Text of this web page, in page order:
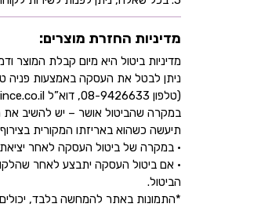
מדיניות החזרת מוצרים:
מדיניות ביטול היא מיום קבלת המוצר ודמי ביטול 5% או 100 ₪ וזאת בהתאם
ניתן לבטל את העסקה באמצעות פניה
(טלפון 08-9426633, דוא”ל info@littleprince.co.il.)
במקרה שהביטול אושר – יש להשיב את
תיעשה כשהוא באריזתו המקורית בצירוף החשבונית
• במקרה של ביטול העסקה לאחר יציאת
• אם ביטול העסקה יתבצע לאחר
הביטול.
*התמונות באתר להמחשה בלבד, יכולים